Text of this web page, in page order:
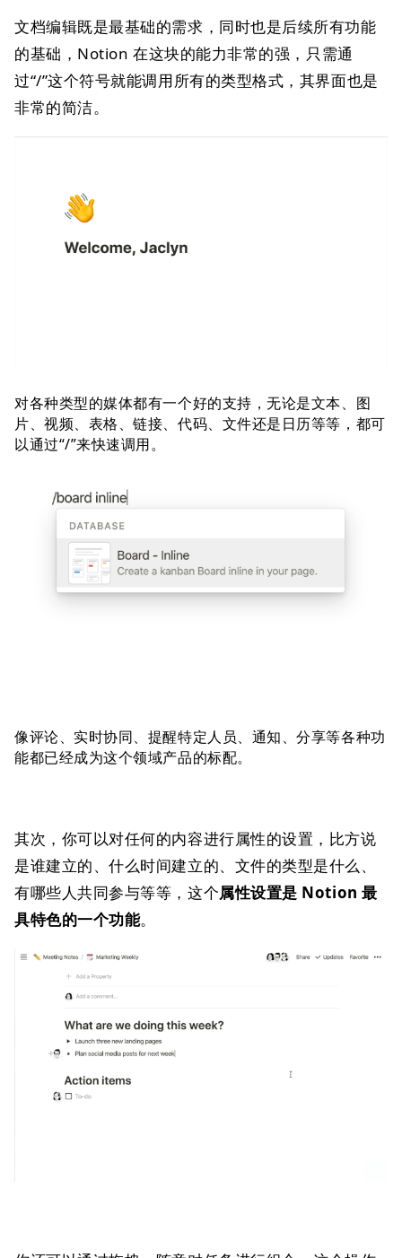
文档编辑既是最基础的需求，同时也是后续所有功能
的基础，Notion 在这块的能力非常的强，只需通
过“/”这个符号就能调用所有的类型格式，其界面也是
非常的简洁。
对各种类型的媒体都有一个好的支持，无论是文本、图
片、视频、表格、链接、代码、文件还是日历等等，都可
以通过“/”来快速调用。
像评论、实时协同、提醒特定人员、通知、分享等各种功
能都已经成为这个领域产品的标配。
其次，你可以对任何的内容进行属性的设置，比方说
是谁建立的、什么时间建立的、文件的类型是什么、
有哪些人共同参与等等，这个属性设置是 Notion 最
具特色的一个功能。